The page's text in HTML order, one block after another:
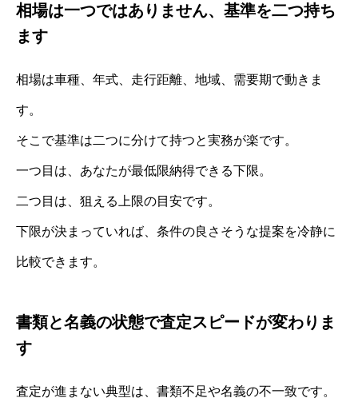
相場は一つではありません、基準を二つ持ち
ます
相場は車種、年式、走行距離、地域、需要期で動きま
す。
そこで基準は二つに分けて持つと実務が楽です。
一つ目は、あなたが最低限納得できる下限。
二つ目は、狙える上限の目安です。
下限が決まっていれば、条件の良さそうな提案を冷静に
比較できます。
書類と名義の状態で査定スピードが変わりま
す
査定が進まない典型は、書類不足や名義の不一致です。